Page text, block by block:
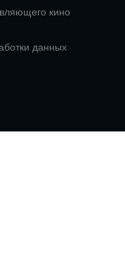
кино
данных